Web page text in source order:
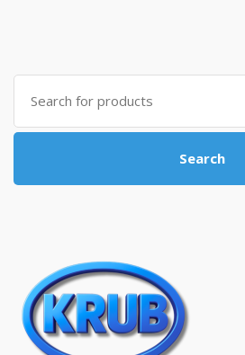
Search for:
Search